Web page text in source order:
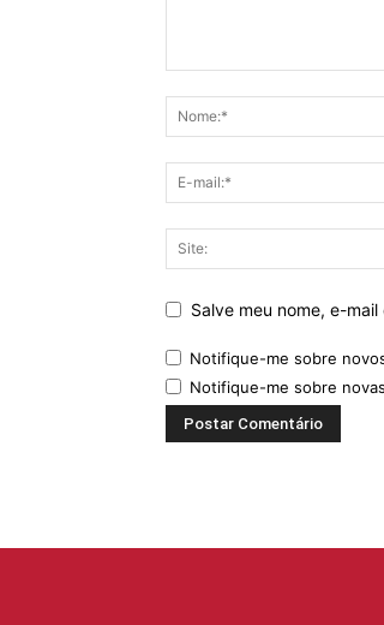
Salve meu nome, e-
Notifique-me sobre
Notifique-me sobre